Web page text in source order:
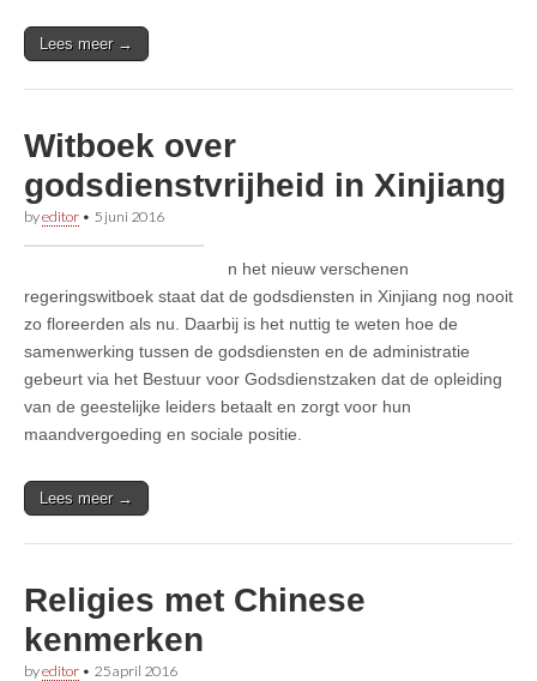
Lees meer →
Witboek over
godsdienstvrijheid in Xinjiang
byeditor • 5 juni 2016
n het nieuw verschenen
regeringswitboek staat dat de godsdiensten in Xinjiang nog nooit
zo floreerden als nu. Daarbij is het nuttig te weten hoe de
samenwerking tussen de godsdiensten en de administratie
gebeurt via het Bestuur voor Godsdienstzaken dat de opleiding
van de geestelijke leiders betaalt en zorgt voor hun
maandvergoeding en sociale positie.
Lees meer →
Religies met Chinese
kenmerken
byeditor • 25 april 2016